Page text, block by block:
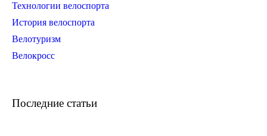
Технологии велоспорта
История велоспорта
Велотуризм
Велокросс
Последние статьи